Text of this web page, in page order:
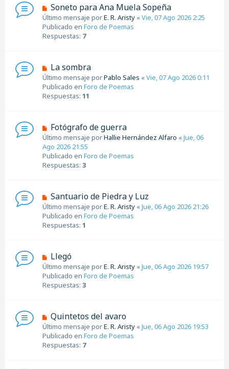
N
u
e
v
n
s
a
j
Soneto para Ana Muela Sopeña
Último mensaje porE. R. Aristy «Vie, 07 Ago 2026 2:25
Publicado en Foro de Poemas
Respuestas: 7
N
u
e
v
n
s
a
j
e
La sombra
Último mensaje porPablo Sales «Vie, 07 Ago 2026 0:11
Publicado en Foro de Poemas
Respuestas: 11
N
u
e
v
o
s
a
j
e
Fotógrafo de guerra
Último mensaje porHallie Hernández Alfaro «Jue, 06
Ago 2026 21:55
Publicado en Foro de Poemas
Respuestas: 3
N
u
e
v
n
s
a
j
Santuario de Piedra y Luz
Último mensaje porE. R. Aristy «Jue, 06 Ago 2026 21:26
Publicado en Foro de Poemas
Respuestas: 1
N
u
e
v
n
s
a
j
Llegó
Último mensaje porE. R. Aristy «Jue, 06 Ago 2026 19:57
Publicado en Foro de Poemas
Respuestas: 3
N
u
e
v
Quintetos del avaro
Último mensaje porE. R. Aristy «Jue, 06 Ago 2026 19:53
Publicado en Foro de Poemas
Respuestas: 7